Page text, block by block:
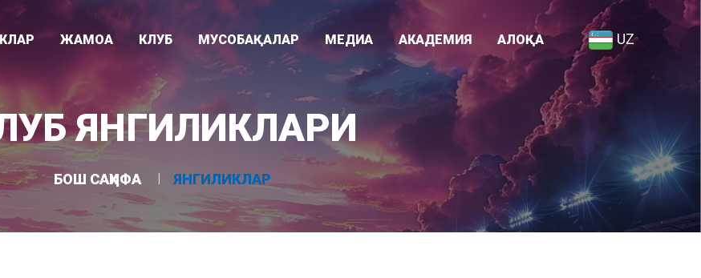
ЖАМОА
Раҳбарият
Мураббийлар
Асосий жамоа
КЛУБ
Клуб тарихи
Клуб ҳақида
Стадион
МУСОБАҚАЛАР
Суперлига
Ўзбекистон кубоги
U-21 лигаси
МЕДИА
Видео
Фотогалерея
АКАДЕМИЯ
Академия ҳақида
АЛОҚА UZ
ЯНГИЛИКЛАРИ
БОШ САҲИФА ЯНГИЛИКЛАР